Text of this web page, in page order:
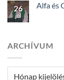
26
júl
Alfa és
ARCHÍVUM
Archívum